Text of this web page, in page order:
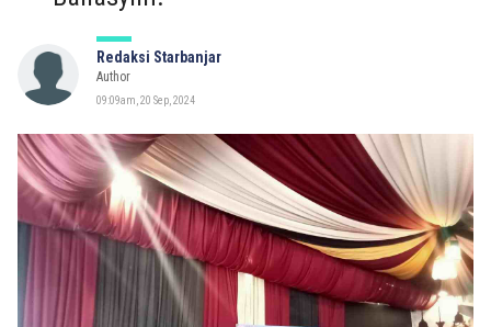
Redaksi Starbanjar
Author
09:09am, 20 Sep, 2024